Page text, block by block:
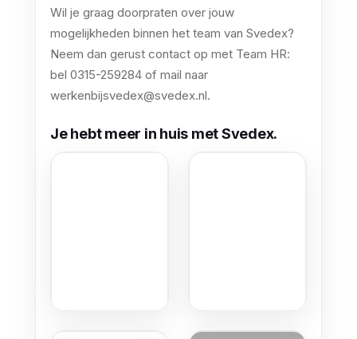
Wil je graag doorpraten over jouw
mogelijkheden binnen het team van Svedex?
Neem dan gerust contact op met Team HR:
bel 0315-259284 of mail naar
werkenbijsvedex@svedex.nl.
Je hebt meer in huis met Svedex.